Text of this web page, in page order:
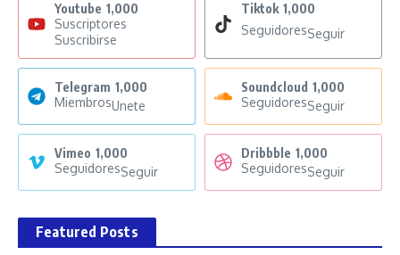
Youtube 1,000
Suscriptores
Suscribirse
Tiktok 1,000
SeguidoresSeguir
Telegram 1,000
MiembrosUnete
Soundcloud 1,000
SeguidoresSeguir
Vimeo 1,000
SeguidoresSeguir
Dribbble 1,000
SeguidoresSeguir
Featured Posts